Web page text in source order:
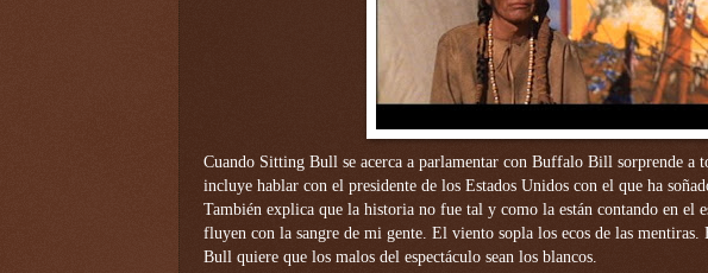
Cuando Sitting Bull se acerca a parlamentar con Buffalo Bill sorprende a
incluye hablar con el presidente de los Estados Unidos con el que ha
También explica que la historia no fue tal y como la están contando en el
fluyen con la sangre de mi gente. El viento sopla los ecos de las
Bull quiere que los malos del espectáculo sean los blancos.